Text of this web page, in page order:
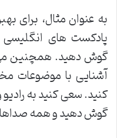
به عنوان مثال، برای
پادکست های
آشنایی با موضوعات
کنید. سعی کنید به
گوش دهید و همه صداها